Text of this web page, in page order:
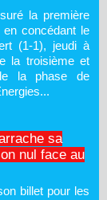
la première
concédant le
(1-1), jeudi à
la troisième et
la phase de
sa
nul face au
billet pour les